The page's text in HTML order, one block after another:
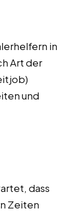
in
Art der
und
dass
Zeiten